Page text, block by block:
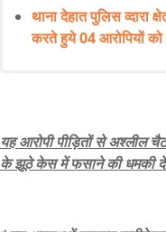
थाना देहात पुलिस व्दारा
करते हुये 04 आरोपियों को
यह आरोपी पीड़ितों से अश्लील
के झूठे केस में फसाने की धमकी